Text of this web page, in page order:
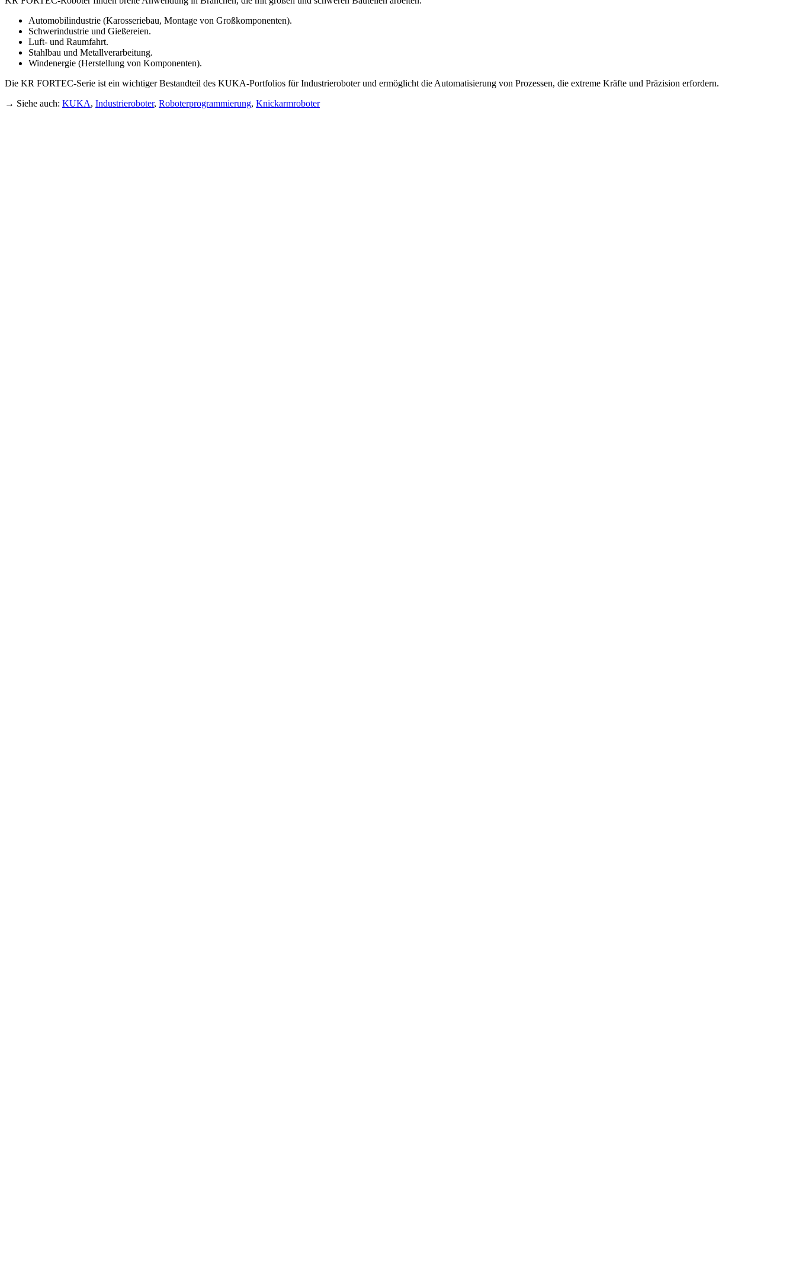
Automobilindustrie (Karosseriebau, Montage von Großkomponenten).
Schwerindustrie und Gießereien.
Luft- und Raumfahrt.
Stahlbau und Metallverarbeitung.
Windenergie (Herstellung von Komponenten).
Die KR FORTEC-Serie ist ein wichtiger Bestandteil des KUKA-Portfolios für Industrieroboter und ermöglicht die Automatisierung von Prozessen, die extreme Kräfte und Präzision erfordern.
→ Siehe auch: KUKA, Industrieroboter, Roboterprogrammierung, Knickarmroboter